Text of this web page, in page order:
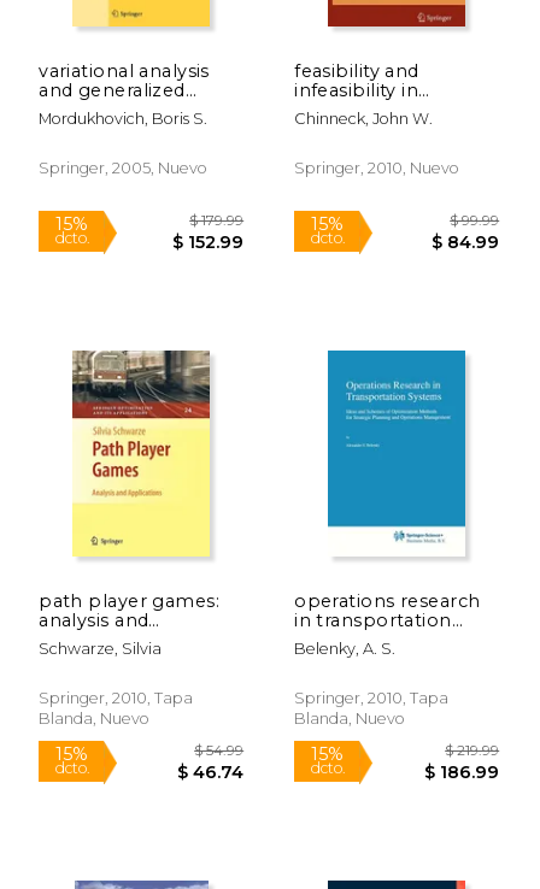
variational analysis
and generalized
differentiation i: basic
theory (en Inglés)
Mordukhovich, Boris S.
Springer, 2005, Nuevo
15%
dcto. $ 152.99
feasibility and
infeasibility in
optimization::
algorithms and
methods (en Inglés)
Chinneck, John W.
Springer, 2010, Nuevo
15%
dcto. $
path player games:
analysis and
applications (en
Inglés)
Schwarze, Silvia
Springer, 2010, Tapa
Blanda, Nuevo
operations research
in transportation
systems: ideas and
schemes of
methods for strategic
planning and
management (en
Inglés)
Belenky, A. S.
Springer, 2010, Tapa
Blanda, Nuevo